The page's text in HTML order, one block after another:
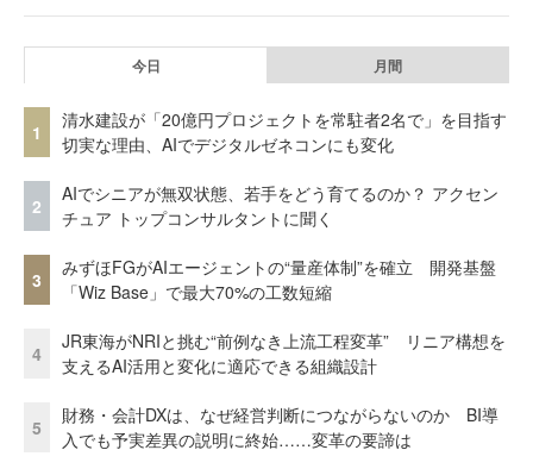
今日 月間
1
清水建設が「20億円プロジェクトを常駐者2名で」を目指す
切実な理由、AIでデジタルゼネコンにも変化
2
AIでシニアが無双状態、若手をどう育てるのか？ アクセン
チュア トップコンサルタントに聞く
3
みずほFGがAIエージェントの“量産体制”を確立 開発基盤
「Wiz Base」で最大70%の工数短縮
4
JR東海がNRIと挑む“前例なき上流工程変革” リニア構想を
支えるAI活用と変化に適応できる組織設計
5
財務・会計DXは、なぜ経営判断につながらないのか BI導
入でも予実差異の説明に終始……変革の要諦は